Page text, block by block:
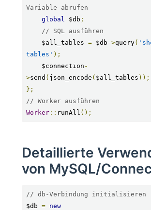
Variable abrufen
global
$db ;
// SQL ausführen
    $all_tables
= $db ->query(
tables' );
    $connection
-
>send ( json_encode ( $all_tables ));
};
// Worker ausführen
Worker:: runAll ();
Detaillierte
von MySQL/
// db-Verbindung initialisieren
$db =
new